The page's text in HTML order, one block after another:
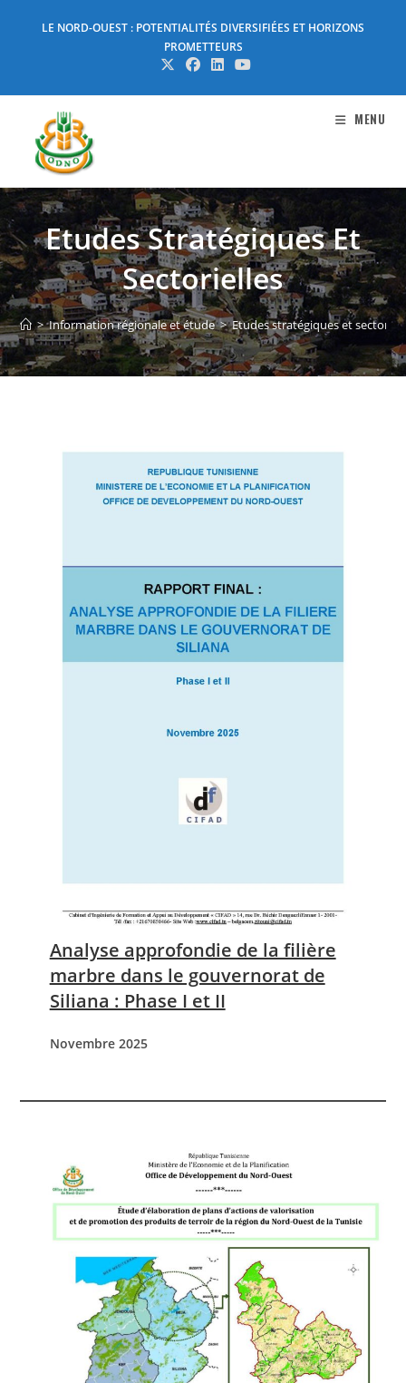
LE NORD-OUEST : POTENTIALITÉS DIVERSIFIÉES ET HORIZONS
PROMETTEURS
MENU
Etudes Stratégiques Et
Sectorielles
> Information régionale et étude > Etudes stratégiques et
Analyse approfondie de la filière
marbre dans le gouvernorat de
Siliana : Phase I et II
Novembre 2025